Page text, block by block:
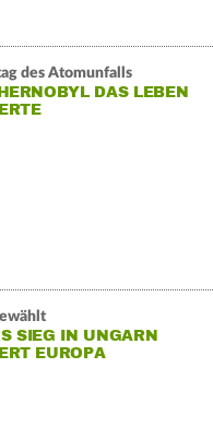
des Atomunfalls
DAS LEBEN
SIEG IN UNGARN
EUROPA